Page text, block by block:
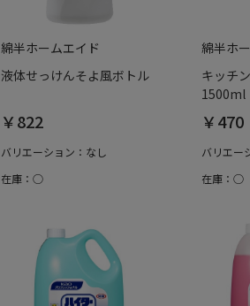
綿半ホームエイド
液体せっけんそよ風ボトル
￥822
バリエーション：なし
在庫：○
綿半ホ
キッチ
1500ml
￥470
バリエー
在庫：○